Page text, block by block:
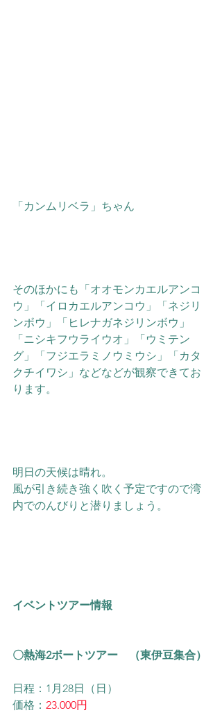
「カンムリベラ」ちゃん
そのほかにも「オオモンカエルアンコ
ウ」「イロカエルアンコウ」「ネジリ
ンボウ」「ヒレナガネジリンボウ」
「ニシキフウライウオ」「ウミテン
グ」「フジエラミノウミウシ」「カタ
クチイワシ」などなどが観察できてお
ります。
明日の天候は晴れ。
風が引き続き強く吹く予定ですので湾
内でのんびりと潜りましょう。
イベントツアー情報
〇熱海2ボートツアー　（東伊豆集合）
日程：1月28日（日）
価格： 23.000円